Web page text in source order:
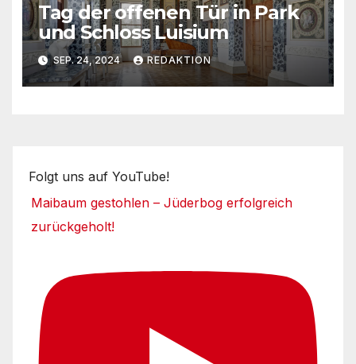
Tag der offenen Tür in Park
und Schloss Luisium
SEP. 24, 2024 REDAKTION
Folgt uns auf YouTube!
Maibaum gestohlen – Jüderbog erfolgreich
zurückgeholt!